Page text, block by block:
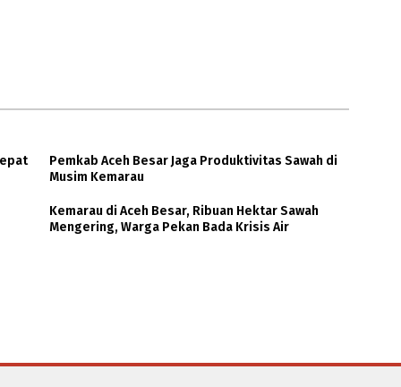
Pemkab Aceh Besar Jaga Produktivitas Sawah di
Musim Kemarau
Kemarau di Aceh Besar, Ribuan Hektar Sawah
Mengering, Warga Pekan Bada Krisis Air